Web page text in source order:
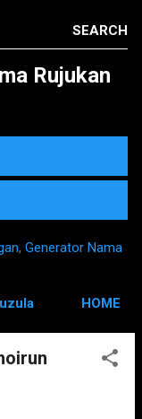
Rujukan
, Generator Nama
HOME